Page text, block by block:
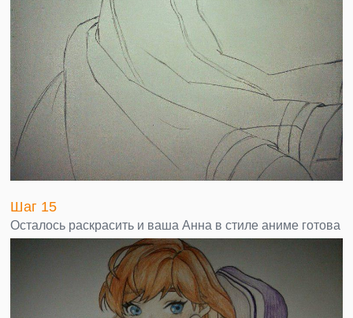
Шаг 15
Осталось раскрасить и ваша Анна в стиле аниме готова